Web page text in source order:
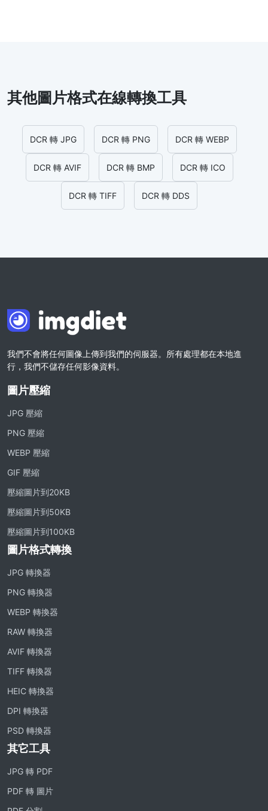
其他圖片格式在線轉換工具
DCR 轉 JPG DCR 轉 PNG DCR 轉 WEBP
DCR 轉 AVIF DCR 轉 BMP DCR 轉 ICO
DCR 轉 TIFF DCR 轉 DDS
我們不會將任何圖像上傳到我們的伺服器。所有處理都在本地進
行，我們不儲存任何影像資料。
圖片壓縮
JPG 壓縮
PNG 壓縮
WEBP 壓縮
GIF 壓縮
壓縮圖片到20KB
壓縮圖片到50KB
壓縮圖片到100KB
圖片格式轉換
JPG 轉換器
PNG 轉換器
WEBP 轉換器
RAW 轉換器
AVIF 轉換器
TIFF 轉換器
HEIC 轉換器
DPI 轉換器
PSD 轉換器
其它工具
JPG 轉 PDF
PDF 轉 圖片